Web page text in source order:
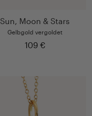
Sun, Moon & Stars
Gelbgold vergoldet
109 €